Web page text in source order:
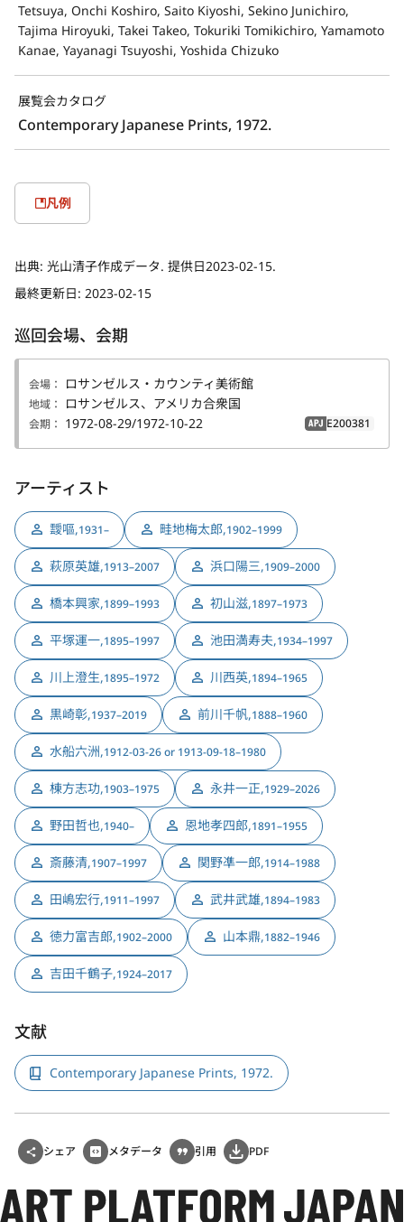
Tetsuya, Onchi Koshiro, Saito Kiyoshi, Sekino Junichiro,
Tajima Hiroyuki, Takei Takeo, Tokuriki Tomikichiro, Yamamoto
Kanae, Yayanagi Tsuyoshi, Yoshida Chizuko
展覧会カタログ
Contemporary Japanese Prints, 1972.
凡例
出典: 光山清子作成データ. 提供日2023-02-15.
最終更新日: 2023-02-15
巡回会場、会期
会場： ロサンゼルス・カウンティ美術館
地域： ロサンゼルス、アメリカ合衆国
会期： 1972-08-29/1972-10-22 APJ E200381
アーティスト
靉嘔,1931– 畦地梅太郎,1902–1999
萩原英雄,1913–2007 浜口陽三,1909–2000
橋本興家,1899–1993 初山滋,1897–1973
平塚運一,1895–1997 池田満寿夫,1934–1997
川上澄生,1895–1972 川西英,1894–1965
黒崎彰,1937–2019 前川千帆,1888–1960
水船六洲,1912-03-26 or 1913-09-18–1980
棟方志功,1903–1975 永井一正,1929–2026
野田哲也,1940– 恩地孝四郎,1891–1955
斎藤清,1907–1997 関野凖一郎,1914–1988
田嶋宏行,1911–1997 武井武雄,1894–1983
徳力富吉郎,1902–2000 山本鼎,1882–1946
吉田千鶴子,1924–2017
文献
Contemporary Japanese Prints, 1972.
シェア メタデータ 引用 PDF